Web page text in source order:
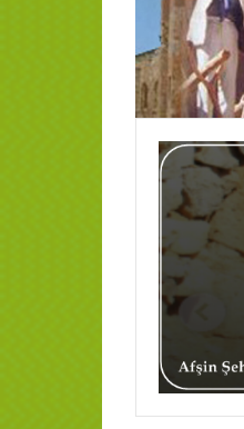
Köyleri
Tanıtım
ve
Haber
Portalı